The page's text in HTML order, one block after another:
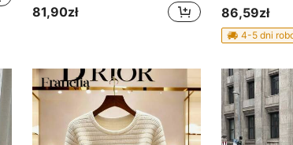
81,90zł 86,59zł
4-5 dni